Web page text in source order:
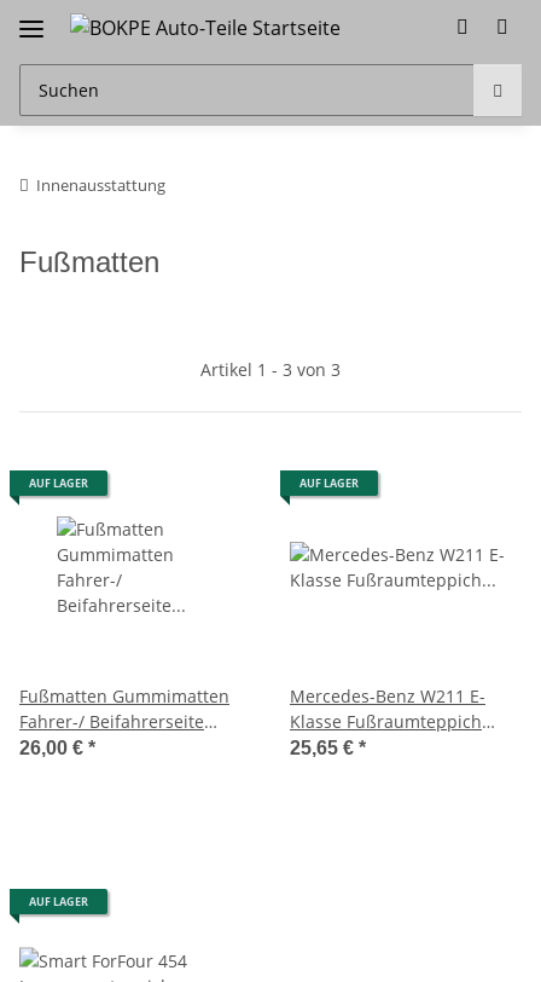
Innenausstattung
Fußmatten
Artikel 1 - 3 von 3
AUF LAGER
Fußmatten Gummimatten
Fahrer-/ Beifahrerseite
geeignet für Smart ForTwo
26,00 € *
AUF LAGER
Mercedes-Benz W211 E-
Klasse Fußraumteppich
Beifahrer vorne rechts
25,65 € *
AUF LAGER